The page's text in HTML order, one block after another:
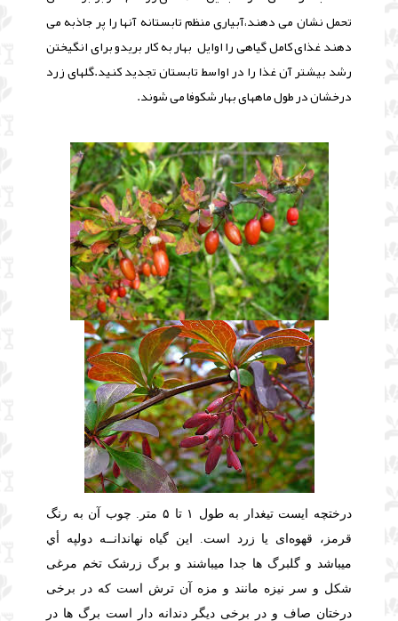
تحمل نشان می دهند،آبیاری منظم تابستانه آنها را پر جاذبه می
دهند غذای کامل گیاهی را اوایل بهار به کار بریدو برای انگیختن
رشد بیشتر آن غذا را در اواسط تابستان تجدید کنید.گلهای زرد
درخشان در طول ماههای بهار شکوفا می شوند.
درختچه ایست تیغدار به طول ۱ تا ۵ متر. چوب آن به رنگ
قرمز، قهوه‌ای یا زرد است. اين گياه نهاندانــه دولپه أي
میباشد و گلبرگ ها جدا میباشند و برگ زرشک تخم مرغی
شکل و سر نیزه مانند و مزه آن ترش است که در برخی
درختان صاف و در برخی دیگر دندانه دار است برگ ها در